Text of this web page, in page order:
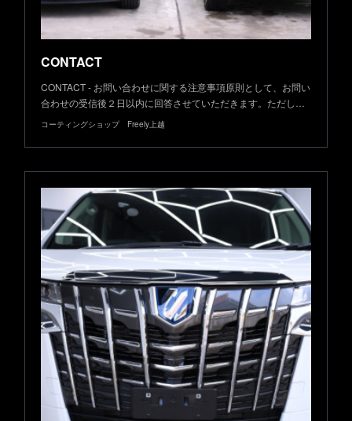
CONTACT
CONTACT - お問い合わせに関する注意事項原則として、お問い
合わせの受信後２日以内に回答させていただきます。ただし…
コーティングショップ Freely上越